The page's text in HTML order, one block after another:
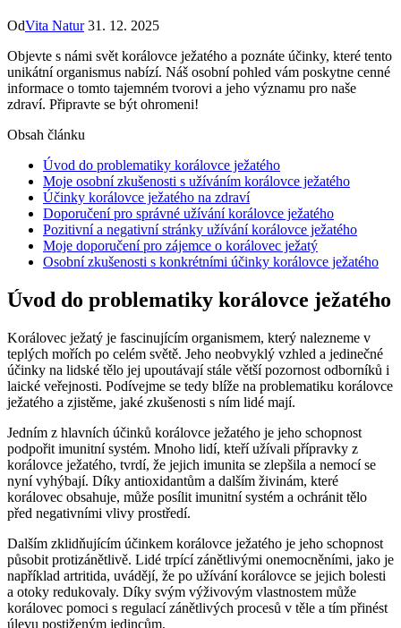
OdVita Natur 31. 12. 2025
Objevte s námi svět korálovce ježatého a poznáte účinky, které tento
unikátní organismus nabízí. Náš osobní pohled vám poskytne cenné
informace o tomto tajemném tvorovi a jeho významu pro naše
zdraví. Připravte se být ohromeni!
Obsah článku
Úvod do problematiky korálovce ježatého
Moje osobní zkušenosti s užíváním korálovce ježatého
Účinky korálovce ježatého na zdraví
Doporučení pro správné užívání korálovce ježatého
Pozitivní a negativní stránky užívání korálovce ježatého
Moje doporučení pro zájemce o korálovec ježatý
Osobní zkušenosti s konkrétními účinky korálovce ježatého
Úvod do problematiky korálovce ježatého
Korálovec ježatý je fascinujícím organismem, který nalezneme v
teplých mořích po celém světě. Jeho neobvyklý vzhled a jedinečné
účinky na lidské tělo jej upoutávají stále větší pozornost odborníků i
laické veřejnosti. Podívejme se tedy blíže na problematiku korálovce
ježatého a zjistěme, jaké zkušenosti s ním lidé mají.
Jedním z hlavních účinků korálovce ježatého je jeho schopnost
podpořit imunitní systém. Mnoho lidí, kteří užívali přípravky z
korálovce ježatého, tvrdí, že jejich imunita se zlepšila a nemocí se
nyní vyhýbají. Díky antioxidantům a dalším živinám, které
korálovec obsahuje, může posílit imunitní systém a ochránit tělo
před negativními vlivy prostředí.
Dalším zklidňujícím účinkem korálovce ježatého je jeho schopnost
působit protizánětlivě. Lidé trpící zánětlivými onemocněními, jako je
například artritida, uvádějí, že po užívání korálovce se jejich bolesti
a otoky redukovaly. Díky svým výživovým vlastnostem může
korálovec pomoci s regulací zánětlivých procesů v těle a tím přinést
úlevu postiženým jedincům.